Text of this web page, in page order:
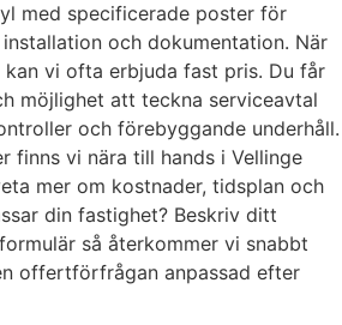
med specificerade poster för
och dokumentation. När
vi ofta erbjuda fast pris. Du får
möjlighet att teckna serviceavtal
och förebyggande underhåll.
finns vi nära till hands i Vellinge
mer om kostnader, tidsplan och
din fastighet? Beskriv ditt
så återkommer vi snabbt
offertförfrågan anpassad efter